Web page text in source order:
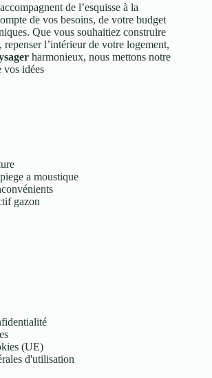
de l’esquisse à la
de vos besoins, de votre budget
Que vous souhaitiez construire
, repenser l’intérieur de votre logement,
harmonieux, nous mettons notre
vos idées
a moustique
gazon
(UE)
d'utilisation